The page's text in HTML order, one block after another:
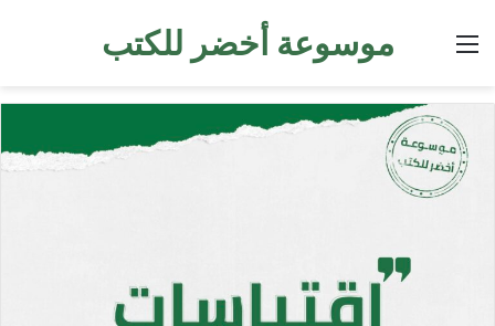
موسوعة أخضر للكتب القائمة